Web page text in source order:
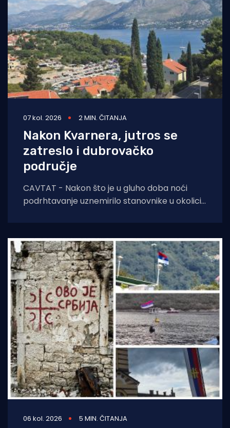
07 kol. 2026 2 MIN. ČITANJA
Nakon Kvarnera, jutros se
zatreslo i dubrovačko
područje
CAVTAT - Nakon što je u gluho doba noći
podrhtavanje uznemirilo stanovnike u okolici
06 kol. 2026 5 MIN. ČITANJA